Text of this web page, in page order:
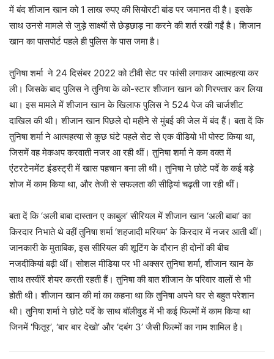
में बंद शीजान खान को 1 लाख रुपए की सियोरटी बांड पर जमानत दी है। इसके
साथ उनसे मामले से जुड़े साक्ष्यों से छेड़छाड़ ना करने की शर्त रखी गईं है। शिजान
खान का पासपोर्ट पहले ही पुलिस के पास जमा है।
तुनिषा शर्मा ने 24 दिसंबर 2022 को टीवी सेट पर फांसी लगाकर आत्महत्या कर
ली। जिसके बाद पुलिस ने तुनिषा के को-स्टार शीजान खान को गिरफ्तार कर लिया
था। इस मामले में शीजान खान के खिलाफ पुलिस ने 524 पेज की चार्जशीट
दाखिल की थी। शीजान खान पिछले दो महीने से मुंबई की जेल में बंद हैं। बता दें कि
तुनिषा शर्मा ने आत्महत्या से कुछ घंटे पहले सेट से एक वीडियो भी पोस्ट किया था,
जिसमें वह मेकअप करवाती नजर आ रही थीं। तुनिषा शर्मा ने कम वक्त में
एंटरटेनमेंट इंडस्ट्री में खास पहचान बना ली थी। तुनिषा ने छोटे पर्दे के कई बड़े
शोज में काम किया था, और तेजी से सफलता की सीढ़ियां चढ़ती जा रही थीं।
बता दें कि ‘अली बाबा दास्तान ए काबुल’ सीरियल में शीजान खान ‘अली बाबा’ का
किरदार निभाते थे वहीं तुनिषा शर्मा ‘शहजादी मरियम’ के किरदार में नजर आती थीं।
जानकारी के मुताबिक, इस सीरियल की शूटिंग के दौरान ही दोनों की बीच
नजदीकियां बढ़ी थीं। सोशल मीडिया पर भी अक्सर तुनिषा शर्मा, शीजान खान के
साथ तस्वीरें शेयर करती रहती हैं। तुनिषा की बात शीजान के परिवार वालों से भी
होती थी। शीजान खान की मां का कहना था कि तुनिषा अपने घर से बहुत परेशान
थी। तुनिषा शर्मा ने छोटे पर्दे के साथ बॉलीवुड में भी कई फिल्मों में काम किया था
जिनमें ‘फितूर’, ‘बार बार देखो’ और ‘दबंग 3’ जैसी फिल्मों का नाम शामिल है।